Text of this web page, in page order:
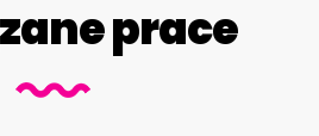
prace